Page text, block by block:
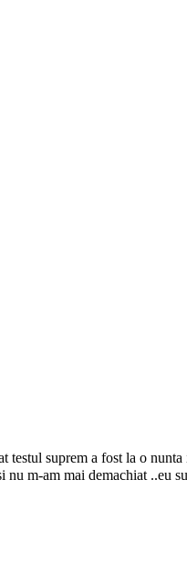
testul suprem a fost la o
m-am mai demachiat ..eu